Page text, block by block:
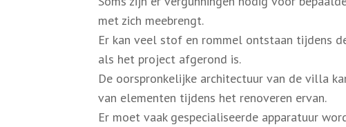
met zich meebrengt.
Er kan veel stof en rommel ontstaan tijdens
als het project afgerond is.
De oorspronkelijke architectuur van de villa
van elementen tijdens het renoveren ervan.
Er moet vaak gespecialiseerde apparatuur